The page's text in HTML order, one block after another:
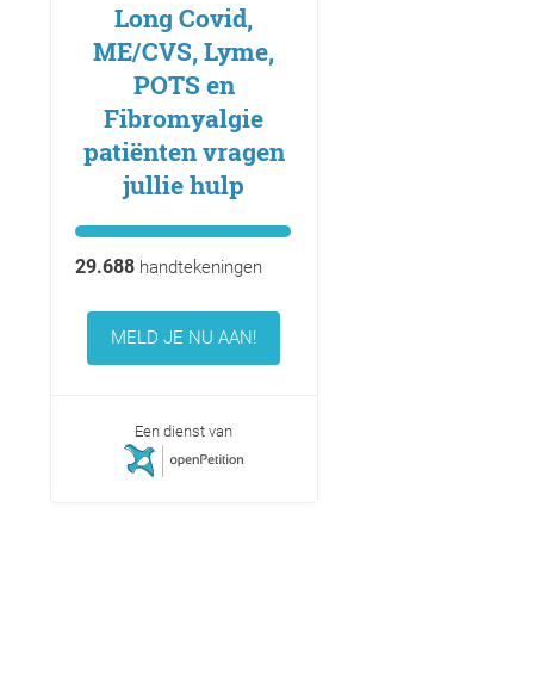
Long Covid,
ME/CVS, Lyme,
POTS en
Fibromyalgie
patiënten vragen
jullie hulp
29.688handtekeningen
MELD JE NU AAN!
Een dienst van